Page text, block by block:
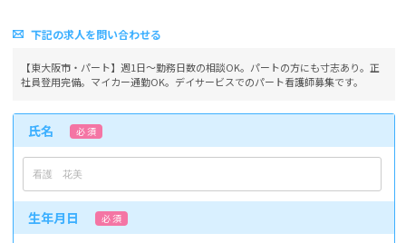
下記の求人を問い合わせる
【東大阪市・パート】週1日～勤務日数の相談OK。パートの方にも寸志あり。正
社員登用完備。マイカー通勤OK。デイサービスでのパート看護師募集です。
氏名 必 須
生年月日 必 須